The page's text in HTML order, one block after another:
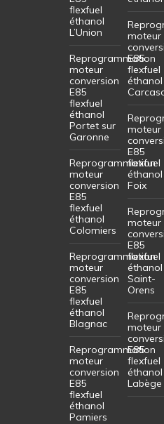
flexfuel
éthanol
L’Union
Reprogrammation
moteur
conversion
E85
flexfuel
éthanol
Portet sur
Garonne
Reprogrammation
moteur
conversion
E85
flexfuel
éthanol
Colomiers
Reprogrammation
moteur
conversion
E85
flexfuel
éthanol
Blagnac
Reprogrammation
moteur
conversion
E85
flexfuel
éthanol
Pamiers
moteur
E85
flexfuel
éthanol
moteur
E85
flexfuel
éthanol
Foix
moteur
E85
flexfuel
éthanol
Saint-
Orens
moteur
E85
flexfuel
éthanol
Labège